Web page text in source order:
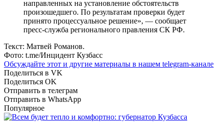
направленных на установление обстоятельств
произошедшего. По результатам проверки будет
принято процессуальное решение», — сообщает
пресс-служба регионального правления СК РФ.
Текст: Матвей Романов.
Фото: t.me/Инцидент Кузбасс
Обсуждайте этот и другие материалы в нашем telegram-канале
Поделиться в VK
Поделиться OK
Отправить в телеграм
Отправить в WhatsApp
Популярное